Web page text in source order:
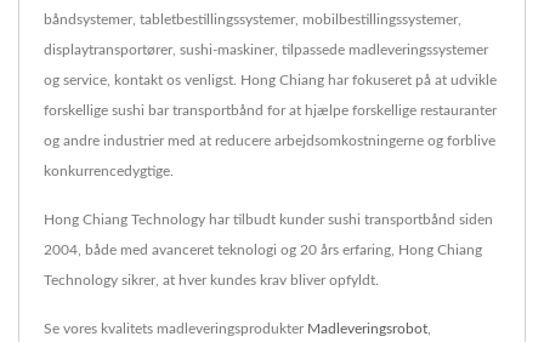
båndsystemer, tabletbestillingssystemer, mobilbestillingssystemer,
displaytransportører, sushi-maskiner, tilpassede madleveringssystemer
og service, kontakt os venligst. Hong Chiang har fokuseret på at udvikle
forskellige sushi bar transportbånd for at hjælpe forskellige restauranter
og andre industrier med at reducere arbejdsomkostningerne og forblive
konkurrencedygtige.
Hong Chiang Technology har tilbudt kunder sushi transportbånd siden
2004, både med avanceret teknologi og 20 års erfaring, Hong Chiang
Technology sikrer, at hver kundes krav bliver opfyldt.
Se vores kvalitets madleveringsprodukter Madleveringsrobot